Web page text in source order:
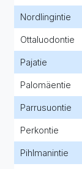
Nordlingintie
Ottaluodontie
Pajatie
Palomäentie
Parrusuontie
Perkontie
Pihlmanintie